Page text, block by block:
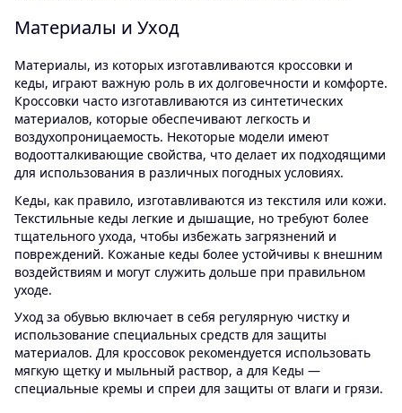
Материалы и Уход
Материалы, из которых изготавливаются кроссовки и
кеды, играют важную роль в их долговечности и комфорте.
Кроссовки часто изготавливаются из синтетических
материалов, которые обеспечивают легкость и
воздухопроницаемость. Некоторые модели имеют
водоотталкивающие свойства, что делает их подходящими
для использования в различных погодных условиях.
Кеды, как правило, изготавливаются из текстиля или кожи.
Текстильные кеды легкие и дышащие, но требуют более
тщательного ухода, чтобы избежать загрязнений и
повреждений. Кожаные кеды более устойчивы к внешним
воздействиям и могут служить дольше при правильном
уходе.
Уход за обувью включает в себя регулярную чистку и
использование специальных средств для защиты
материалов. Для кроссовок рекомендуется использовать
мягкую щетку и мыльный раствор, а для Кеды —
специальные кремы и спреи для защиты от влаги и грязи.